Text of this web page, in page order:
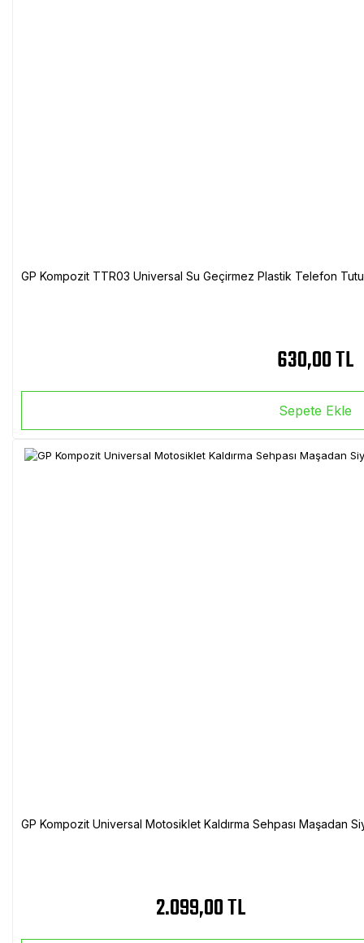
GP Kompozit TTR03 Universal Su Geçirmez Plastik Telefon
630,00 TL
Sepete Ekle
GP Kompozit Universal Motosiklet Kaldırma Sehpası Maşadan
2.099,00 TL